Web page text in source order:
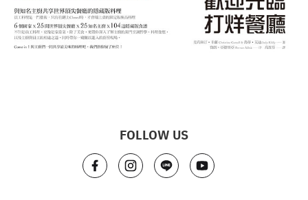
FOLLOW US